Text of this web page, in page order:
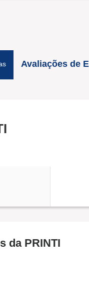
Avaliações de
da PRINTI